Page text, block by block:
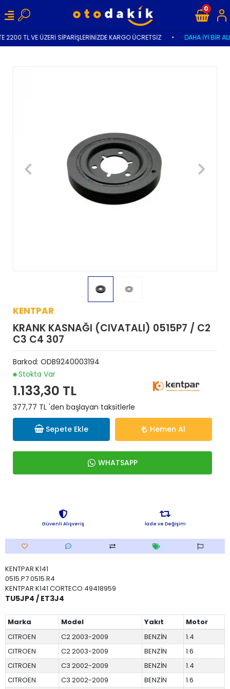
2200 TL VE ÜZERİ SİPARİŞLERİNİZDE KARGO ÜCRETSİZ DAHA İYİ BİR
0
KENTPAR
KRANK KASNAĞI (CIVATALI) 0515P7 / C2
C3 C4 307
Barkod: ODB9240003194
Stokta Var
1.133,30 TL
377,77 TL 'den başlayan taksitlerle
Sepete Ekle Hemen Al
WHATSAPP
Güvenli Alışveriş İade ve Değişim
KENTPAR K141
0515.P7 0515.R4
KENTPAR K141 CORTECO 49418959
TU5JP4 / ET3J4
Marka Model Yakıt
Motor
CITROEN
C2 2003-2009 BENZİN
1.4
CITROEN
C2 2003-2009 BENZİN
1.6
CITROEN
C3 2002-2009 BENZİN
1.4
CITROEN
C3 2002-2009 BENZİN
1.6